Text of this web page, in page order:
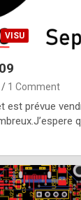
VISU
1 Comment
est prévue